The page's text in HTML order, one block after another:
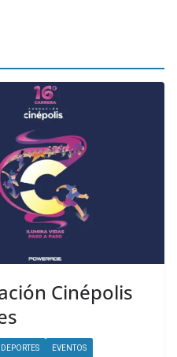
Cinépolis
DEPORTES EVENTOS